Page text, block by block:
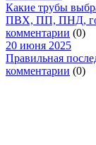
Какие трубы
ПВХ, ПП, ПНД,
комментарии (0)
20 июня 2025
Правильная
комментарии (0)